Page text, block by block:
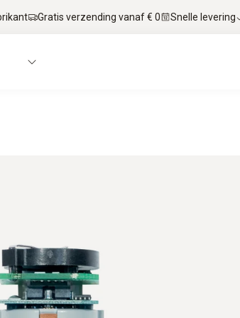
Gratis verzending vanaf € 0 Snelle levering